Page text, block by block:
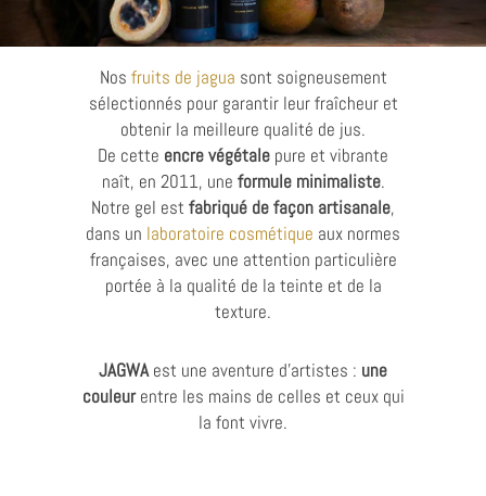
Nos fruits de jagua sont soigneusement
sélectionnés pour garantir leur fraîcheur et
obtenir la meilleure qualité de jus.
De cette encre végétale pure et vibrante
naît, en 2011, une formule minimaliste.
Notre gel est fabriqué de façon artisanale,
dans un laboratoire cosmétique aux normes
françaises, avec une attention particulière
portée à la qualité de la teinte et de la
texture.
JAGWAest une aventure d’artistes : une
couleurentre les mains de celles et ceux qui
la font vivre.